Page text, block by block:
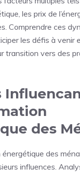
les prix de
Comprendre ces
les défis à venir
transition vers des
des
des
influences.